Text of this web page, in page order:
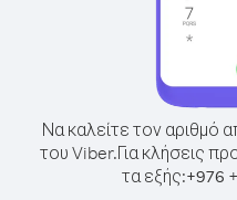
Να καλείτε τον αριθμό
του Viber.Για κλήσεις
τα εξής:+976 +